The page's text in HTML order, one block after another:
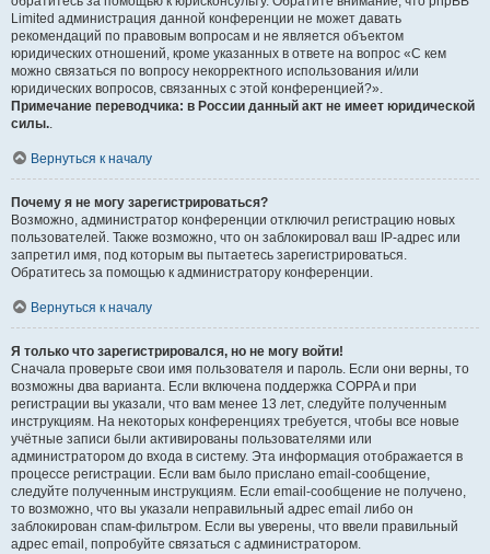
Limited администрация данной конференции не может давать
рекомендаций по правовым вопросам и не является объектом
юридических отношений, кроме указанных в ответе на вопрос «С кем
можно связаться по вопросу некорректного использования и/или
юридических вопросов, связанных с этой конференцией?».
Примечание переводчика: в России данный акт не имеет юридической
силы..
Вернуться к началу
Почему я не могу зарегистрироваться?
Возможно, администратор конференции отключил регистрацию новых
пользователей. Также возможно, что он заблокировал ваш IP-адрес или
запретил имя, под которым вы пытаетесь зарегистрироваться.
Обратитесь за помощью к администратору конференции.
Вернуться к началу
Я только что зарегистрировался, но не могу войти!
Сначала проверьте свои имя пользователя и пароль. Если они верны, то
возможны два варианта. Если включена поддержка COPPA и при
регистрации вы указали, что вам менее 13 лет, следуйте полученным
инструкциям. На некоторых конференциях требуется, чтобы все новые
учётные записи были активированы пользователями или
администратором до входа в систему. Эта информация отображается в
процессе регистрации. Если вам было прислано email-сообщение,
следуйте полученным инструкциям. Если email-сообщение не получено,
то возможно, что вы указали неправильный адрес email либо он
заблокирован спам-фильтром. Если вы уверены, что ввели правильный
адрес email, попробуйте связаться с администратором.